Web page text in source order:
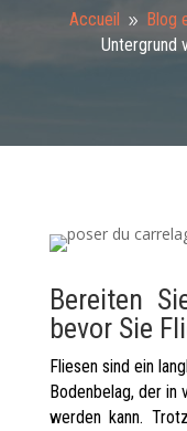
Accueil 9 Blog
Untergrund
Bereiten
bevor Sie
Fliesen sind ein
Bodenbelag, der in
werden kann.